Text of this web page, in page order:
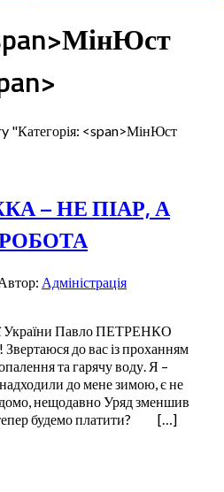
"Категорія: <span>МінЮст
– НЕ ПІАР, А
Адміністрація
України Павло ПЕТРЕНКО
до вас із проханням
та гарячу воду. Я –
надходили до мене зимою, є не
нещодавно Уряд зменшив
будемо платити? […]